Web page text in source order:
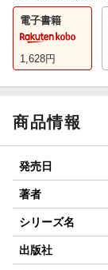
電子書籍
1,628円
商品情報
発売日
著者
シリーズ名
出版社